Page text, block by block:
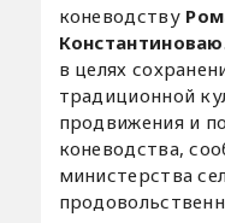
коневодству
Константиноваю
в целях
традиционной
продвижения и
коневодства,
министерства